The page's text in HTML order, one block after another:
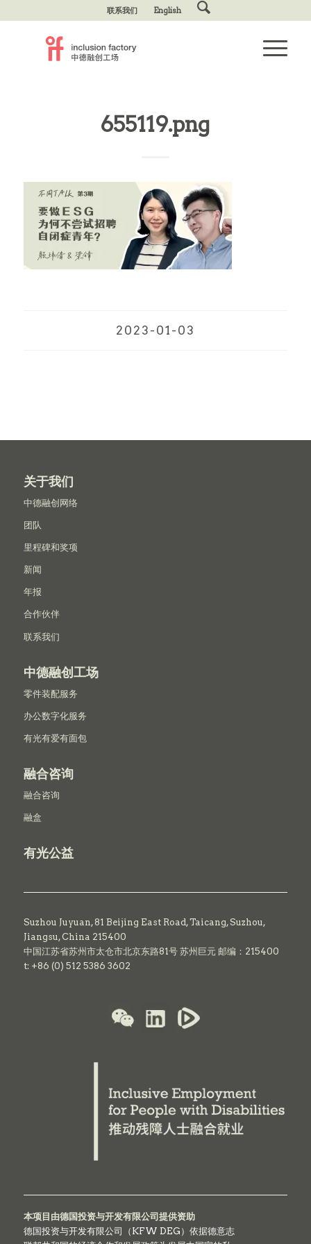
联系我们 English
655119.png
2023-01-03
关于我们
中德融创网络
团队
里程碑和奖项
新闻
年报
合作伙伴
联系我们
中德融创工场
零件装配服务
办公数字化服务
有光有爱有面包
融合咨询
融合咨询
融盒
有光公益
Suzhou Juyuan, 81 Beijing East Road,Taicang,Suzhou,
Jiangsu, China 215400
中国江苏省苏州市太仓市北京东路81号 苏州巨元 邮编：215400
t: +86 (0) 512 5386 3602
本项目由德国投资与开发有限公司提供资助
德国投资与开发有限公司（KFW DEG）依据德意志